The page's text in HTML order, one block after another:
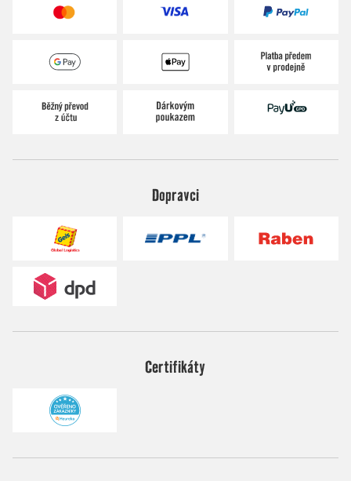
Dopravci
Certifikáty